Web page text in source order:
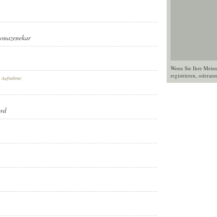
Wenn Sie Ihre
registrieren, oder